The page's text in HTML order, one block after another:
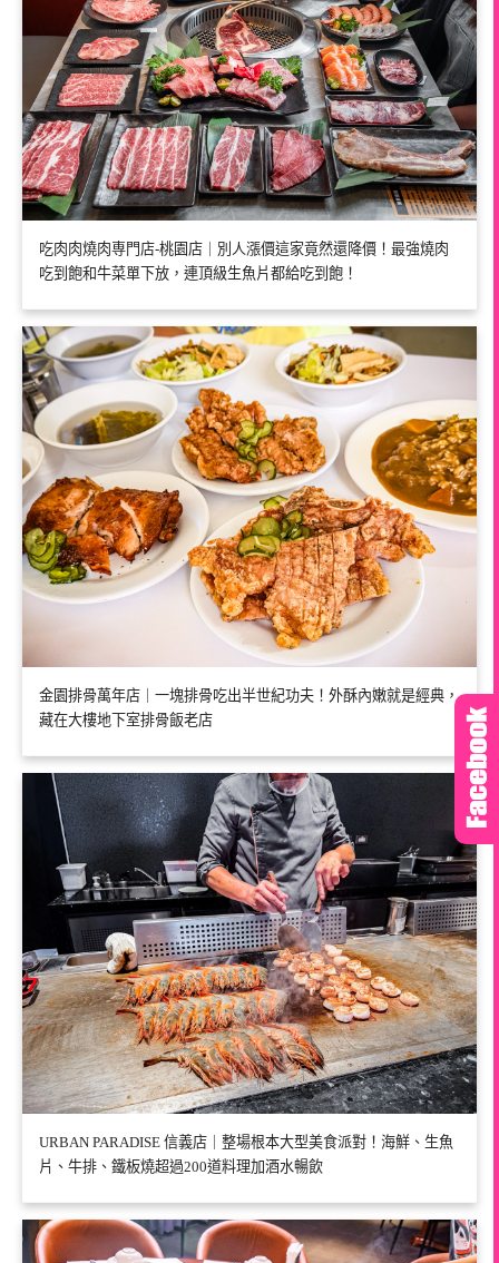
吃肉肉燒肉専門店-桃園店｜別人漲價這家竟然還降價！最強燒肉
吃到飽和牛菜單下放，連頂級生魚片都給吃到飽！
金園排骨萬年店｜一塊排骨吃出半世紀功夫！外酥內嫩就是經典，
藏在大樓地下室排骨飯老店
URBAN PARADISE 信義店｜整場根本大型美食派對！海鮮、生魚
片、牛排、鐵板燒超過200道料理加酒水暢飲